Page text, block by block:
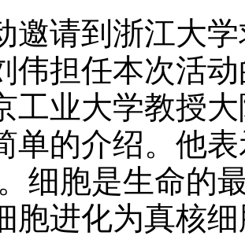
请到浙江大学
伟担任本次活
工业大学教授
单的介绍。他
细胞是生命的
胞进化为真核